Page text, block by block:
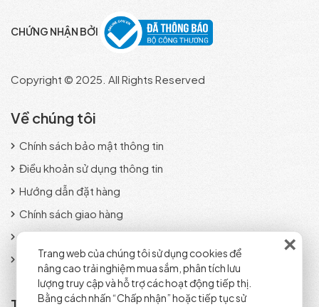
×
Trang web của chúng tôi sử dụng cookies để
nâng cao trải nghiệm mua sắm, phân tích lưu
lượng truy cập và hỗ trợ các hoạt động tiếp thị.
Bằng cách nhấn “Chấp nhận” hoặc tiếp tục sử
CHỨNG NHẬN BỞI
Copyright © 2025. All Rights Reserved
Về chúng tôi
Chính sách bảo mật thông tin
Điều khoản sử dụng thông tin
Hướng dẫn đặt hàng
Chính sách giao hàng
Phương thức thanh toán
Chính sách đổi trả sản phẩm